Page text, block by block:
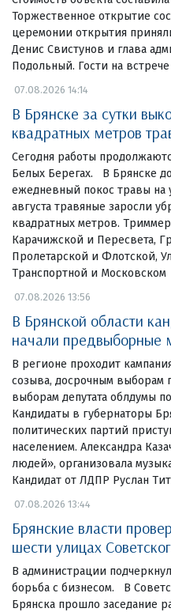
Торжественное открытие
церемонии открытия
Денис Свистунов и глава
Подольный. Гости на встрече
07.08.2026 14:14
В Брянске за сутки
квадратных метров
Сегодня работы
Белых Берегах. В Брянске
ежедневный покос травы на
августа травяные заросли
квадратных метров.
Карачижской и Пересвета,
Пролетарской и Флотской,
Транспортной и Московском
07.08.2026 13:56
В Брянской области
начали предвыборные
В регионе проходит
созыва, досрочным выборам
выборам депутата облдумы
Кандидаты в губернаторы
политических партий
населением. Александра
людей», организовала
Кандидат от ЛДПР Руслан
07.08.2026 13:44
Брянские власти
шести улицах
В администрации
борьба с бизнесом. В
Брянска прошло заседание